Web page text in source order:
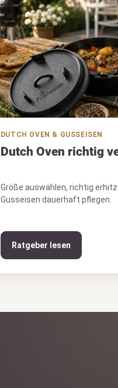
DUTCH OVEN & GUSSEISEN
Dutch Oven richtig
Größe auswählen, richtig
Gusseisen dauerhaft pflegen.
Ratgeber lesen